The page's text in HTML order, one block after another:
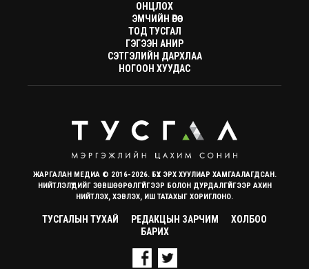
ОНЦЛОХ
ЭМЧИЙН ӨРӨӨ
ТОД ТУСГАЛ
ГЭГЭЭН АНИР
СЭТГЭЛИЙН ДАРХЛАА
НОГООН ХУУДАС
ЖАРГАЛАН МЕДИА © 2016-2026. БҮХ ЭРХ ХУУЛИАР ХАМГААЛАГДСАН.
НИЙТЛЭЛҮҮДИЙГ ЗӨВШӨӨРӨЛГҮЙГЭЭР БОЛОН ДУРДАЛГҮЙГЭЭР АХИН
НИЙТЛЭХ, ХЭВЛЭХ, ИШ ТАТАХЫГ ХОРИГЛОНО.
ТУСГАЛЫН ТУХАЙ РЕДАКЦЫН ЗАРЧИМ
ХОЛБОО
БАРИХ